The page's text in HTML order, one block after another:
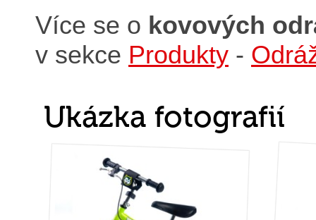
Více se o kovových
v sekce Produkty -
Ukázka fotografií